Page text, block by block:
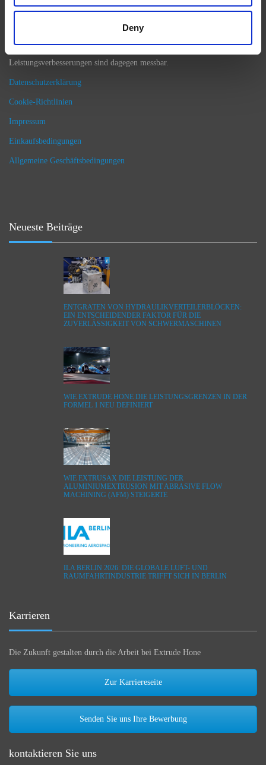
Deny
einem Bruchteil der Zeit, die andere Methoden in Anspruch nehmen. In
der Lage, Oberflächen zu erreichen, zu formen und zu veredeln, die Sie
Leistungsverbesserungen sind dagegen messbar.
Datenschutzerklärung
Cookie-Richtlinien
Impressum
Einkaufsbedingungen
Allgemeine Geschäftsbedingungen
Neueste Beiträge
ENTGRATEN VON HYDRAULIKVERTEILERBLÖCKEN:
EIN ENTSCHEIDENDER FAKTOR FÜR DIE
ZUVERLÄSSIGKEIT VON SCHWERMASCHINEN
WIE EXTRUDE HONE DIE LEISTUNGSGRENZEN IN DER
FORMEL 1 NEU DEFINIERT
WIE EXTRUSAX DIE LEISTUNG DER
ALUMINIUMEXTRUSION MIT ABRASIVE FLOW
MACHINING (AFM) STEIGERTE
ILA BERLIN 2026: DIE GLOBALE LUFT- UND
RAUMFAHRTINDUSTRIE TRIFFT SICH IN BERLIN
Karrieren
Die Zukunft gestalten durch die Arbeit bei Extrude Hone
Zur Karriereseite
Senden Sie uns Ihre Bewerbung
kontaktieren Sie uns